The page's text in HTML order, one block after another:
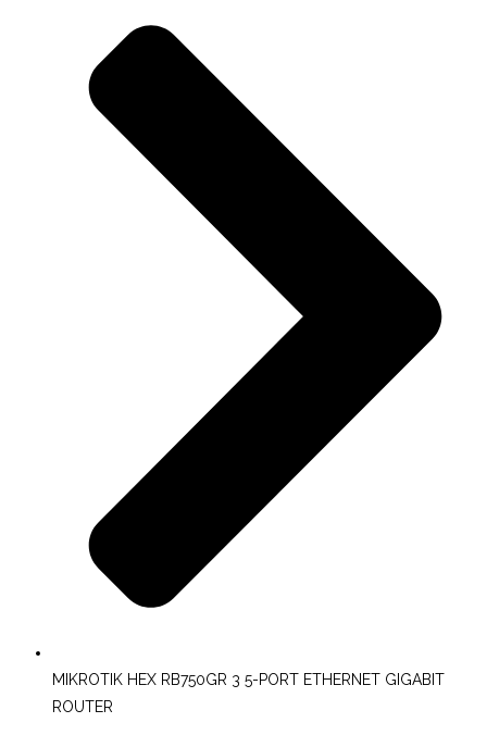
MIKROTIK HEX RB750GR 3 5-PORT ETHERNET GIGABIT
ROUTER